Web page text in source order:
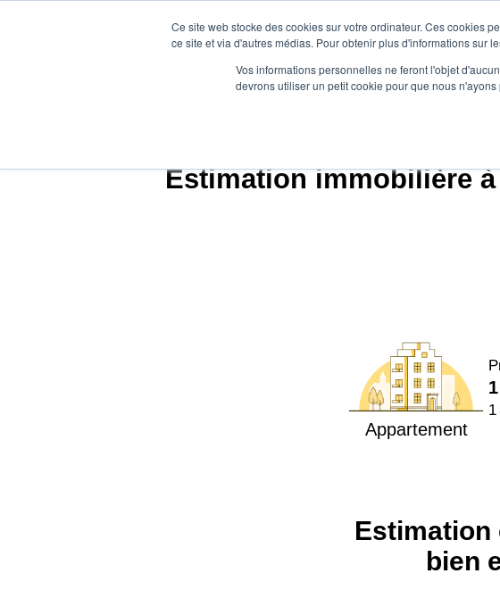
Ce site web stocke des cookies sur votre ordinateur. Ces cookies
ce site et via d'autres médias. Pour obtenir plus d'informations sur
Vos informations personnelles ne feront l'objet
devrons utiliser un petit cookie pour que nous
Estimation immobilière à
Appartement
1
Estimation
bien